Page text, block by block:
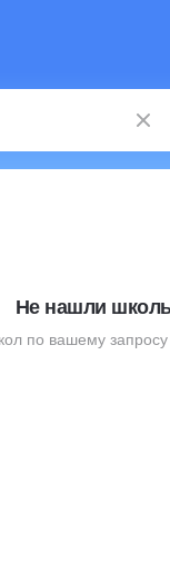
Не нашли
по вашему